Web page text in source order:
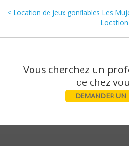
< Location de jeux gonflables Les
Vous cherchez un
DEMANDER UN